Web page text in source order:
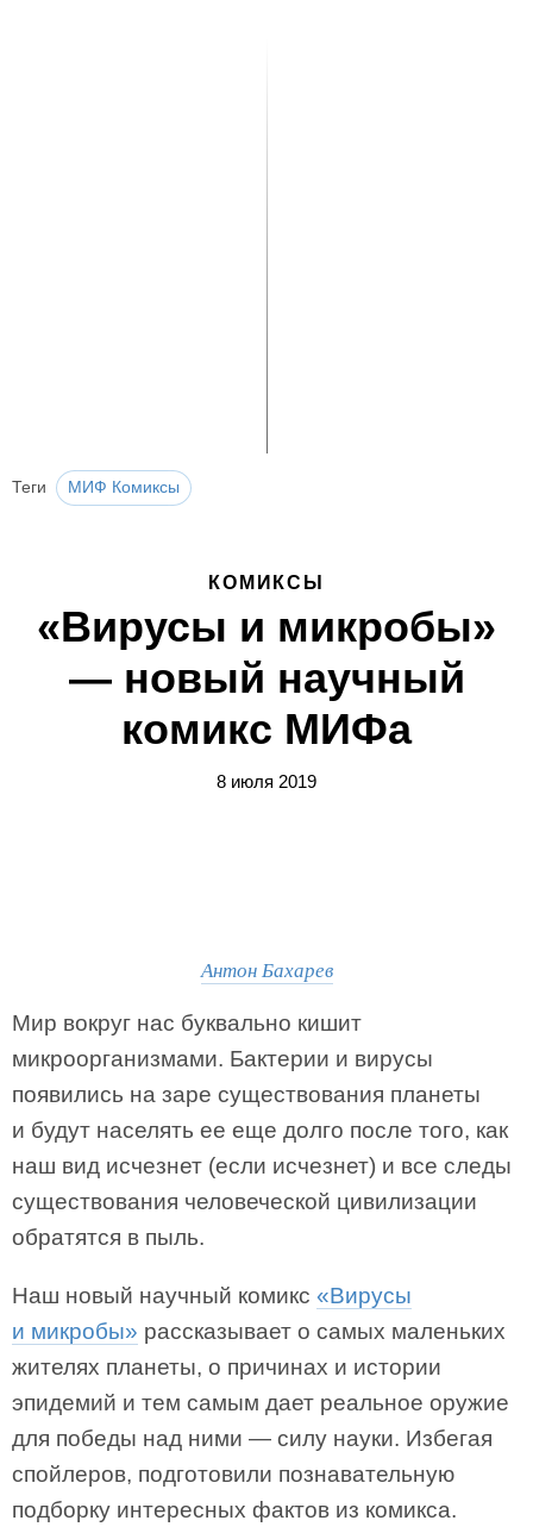
Теги МИФ Комиксы
КОМИКСЫ
«Вирусы и микробы»
— новый научный
комикс МИФа
8 июля 2019
Антон Бахарев
Мир вокруг нас буквально кишит
микроорганизмами. Бактерии и вирусы
появились на заре существования планеты
и будут населять ее еще долго после того, как
наш вид исчезнет (если исчезнет) и все следы
существования человеческой цивилизации
обратятся в пыль.
Наш новый научный комикс «Вирусы
и микробы» рассказывает о самых маленьких
жителях планеты, о причинах и истории
эпидемий и тем самым дает реальное оружие
для победы над ними — силу науки. Избегая
спойлеров, подготовили познавательную
подборку интересных фактов из комикса.